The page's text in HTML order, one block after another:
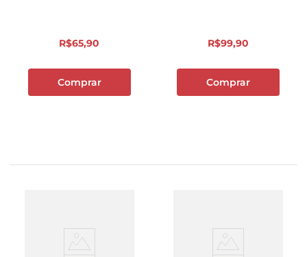
R$65,90
Comprar
R$99,90
Comprar